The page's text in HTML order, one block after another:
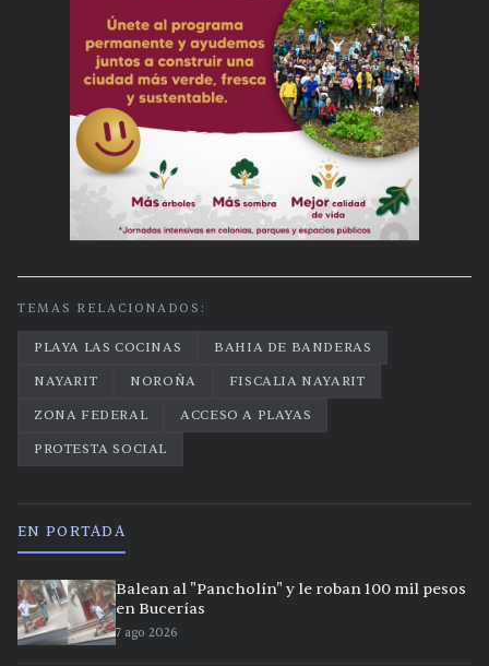
TEMAS RELACIONADOS:
PLAYA LAS COCINAS
BAHIA DE BANDERAS
NAYARIT
NOROÑA
FISCALIA NAYARIT
ZONA FEDERAL
ACCESO A PLAYAS
PROTESTA SOCIAL
EN PORTADA
Balean al "Pancholín" y le roban 100 mil pesos
en Bucerías
7 ago 2026